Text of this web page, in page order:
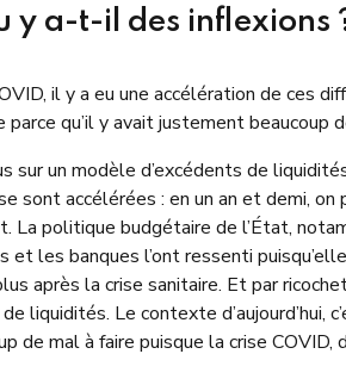
y a-t-il des
il y a eu une accélération de ces
qu’il y avait justement beaucoup
sur un modèle d’excédents de
sont accélérées : en un an et demi,
La politique budgétaire de l’État,
et les banques l’ont ressenti
après la crise sanitaire. Et par
liquidités. Le contexte
de mal à faire puisque la crise